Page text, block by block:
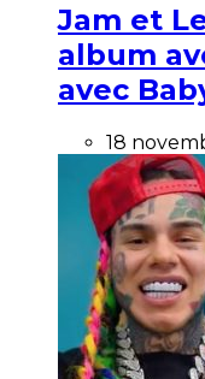
Jam et
album
avec
18